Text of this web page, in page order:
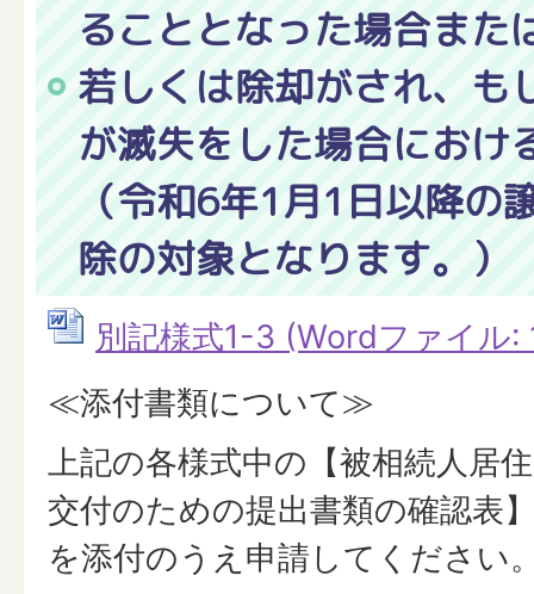
ることとなった場合また
若しくは除却がされ、も
が滅失をした場合におけ
（令和6年1月1日以降の
除の対象となります。）
別記様式1-3 (Wordファイル:
≪添付書類について≫
上記の各様式中の【被相続人居
交付のための提出書類の確認表
を添付のうえ申請してください